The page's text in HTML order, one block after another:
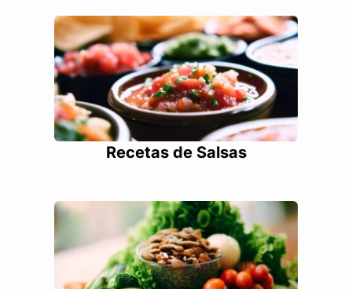
Recetas de Salsas